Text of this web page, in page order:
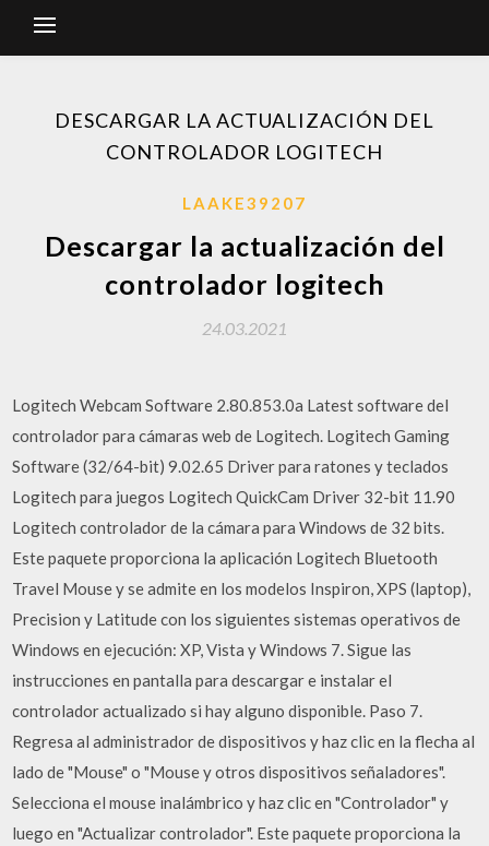
DESCARGAR LA ACTUALIZACIÓN DEL
CONTROLADOR LOGITECH
LAAKE39207
Descargar la actualización del
controlador logitech
24.03.2021
Logitech Webcam Software 2.80.853.0a Latest software del
controlador para cámaras web de Logitech. Logitech Gaming
Software (32/64-bit) 9.02.65 Driver para ratones y teclados
Logitech para juegos Logitech QuickCam Driver 32-bit 11.90
Logitech controlador de la cámara para Windows de 32 bits.
Este paquete proporciona la aplicación Logitech Bluetooth
Travel Mouse y se admite en los modelos Inspiron, XPS (laptop),
Precision y Latitude con los siguientes sistemas operativos de
Windows en ejecución: XP, Vista y Windows 7. Sigue las
instrucciones en pantalla para descargar e instalar el
controlador actualizado si hay alguno disponible. Paso 7.
Regresa al administrador de dispositivos y haz clic en la flecha al
lado de "Mouse" o "Mouse y otros dispositivos señaladores".
Selecciona el mouse inalámbrico y haz clic en "Controlador" y
luego en "Actualizar controlador". Este paquete proporciona la